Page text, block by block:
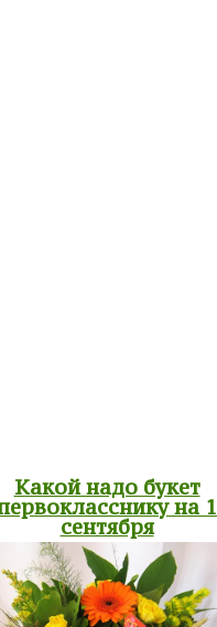
Какой надо букет
на 1
сентября